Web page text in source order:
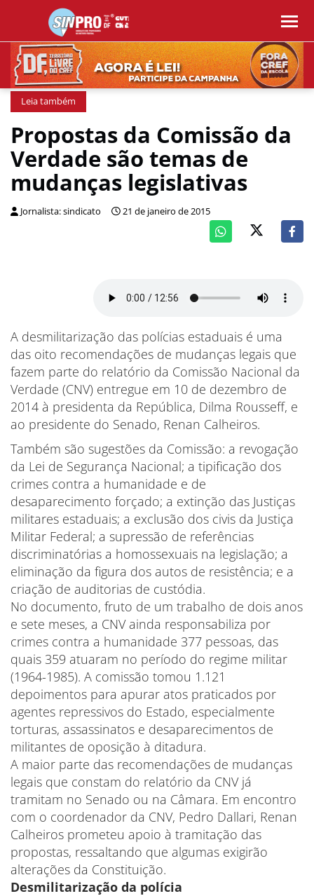
Leia também
Propostas da Comissão da
Verdade são temas de
mudanças legislativas
Jornalista: sindicato 21 de janeiro de 2015
A desmilitarização das polícias estaduais é uma
das oito recomendações de mudanças legais que
fazem parte do relatório da Comissão Nacional da
Verdade (CNV) entregue em 10 de dezembro de
2014 à presidenta da República, Dilma Rousseff, e
ao presidente do Senado, Renan Calheiros.
Também são sugestões da Comissão: a revogação
da Lei de Segurança Nacional; a tipificação dos
crimes contra a humanidade e de
desaparecimento forçado; a extinção das Justiças
militares estaduais; a exclusão dos civis da Justiça
Militar Federal; a supressão de referências
discriminatórias a homossexuais na legislação; a
eliminação da figura dos autos de resistência; e a
criação de auditorias de custódia.
No documento, fruto de um trabalho de dois anos
e sete meses, a CNV ainda responsabiliza por
crimes contra a humanidade 377 pessoas, das
quais 359 atuaram no período do regime militar
(1964-1985). A comissão tomou 1.121
depoimentos para apurar atos praticados por
agentes repressivos do Estado, especialmente
torturas, assassinatos e desaparecimentos de
militantes de oposição à ditadura.
A maior parte das recomendações de mudanças
legais que constam do relatório da CNV já
tramitam no Senado ou na Câmara. Em encontro
com o coordenador da CNV, Pedro Dallari, Renan
Calheiros prometeu apoio à tramitação das
propostas, ressaltando que algumas exigirão
alterações da Constituição.
Desmilitarização da polícia